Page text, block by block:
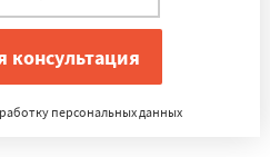
персональных данных